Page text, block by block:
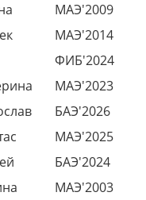
МАЭ'2009
МАЭ'2014
ФИБ'2024
МАЭ'2023
БАЭ'2026
МАЭ'2025
БАЭ'2024
МАЭ'2003